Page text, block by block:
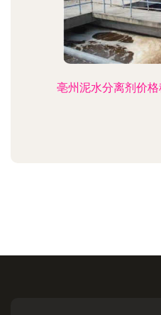
亳州泥水分离剂价